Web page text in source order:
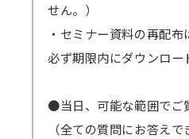
せん。）
・セミナー資料の再配布
必ず期限内にダウンロー
●当日、可能な範囲でご
（全ての質問にお答え